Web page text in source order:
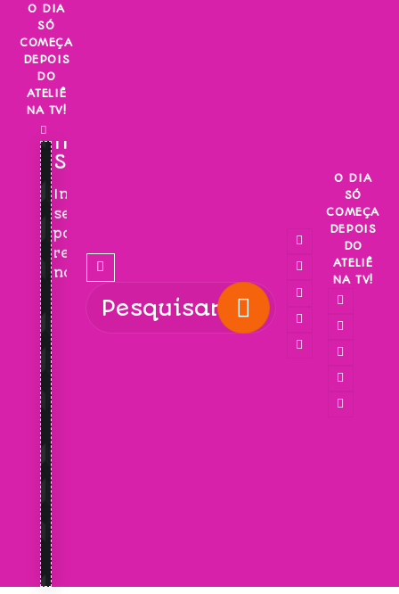
Skip
content
O DIA
SÓ
COMEÇA
DEPOIS
DO
ATELIÊ
NA TV!
INSCREVA-
SE!
Inscreva-
se
para
receber
novidades!
O DIA
SÓ
COMEÇA
DEPOIS
DO
ATELIÊ
NA TV!